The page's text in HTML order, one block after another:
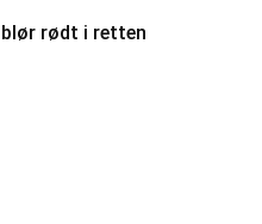
rødt i retten